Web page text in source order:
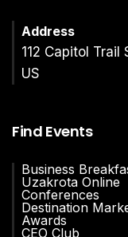
Address
112 Capitol Trail
US
Find Events
Business
Uzakrota Online
Conferences
Destination
Awards
CEO Club